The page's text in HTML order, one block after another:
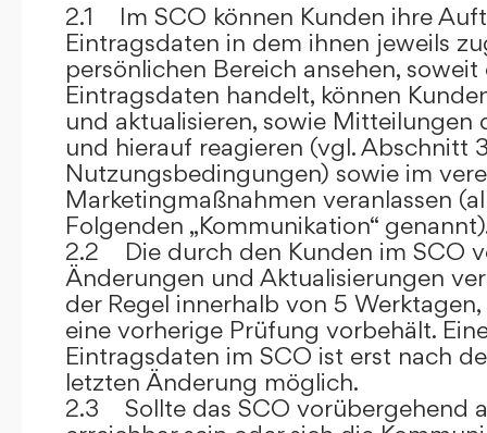
2.1 Im SCO können Kunden ihre
Eintragsdaten in dem ihnen jeweils
persönlichen Bereich ansehen,
Eintragsdaten handelt, können
und aktualisieren, sowie Mitteilungen
und hierauf reagieren (vgl. Abschnitt
Nutzungsbedingungen) sowie im
Marketingmaßnahmen veranlassen
Folgenden „Kommunikation“
2.2 Die durch den Kunden im SCO
Änderungen und Aktualisierungen
der Regel innerhalb von 5
eine vorherige Prüfung vorbehält.
Eintragsdaten im SCO ist erst nach
letzten Änderung möglich.
2.3 Sollte das SCO vorübergehend